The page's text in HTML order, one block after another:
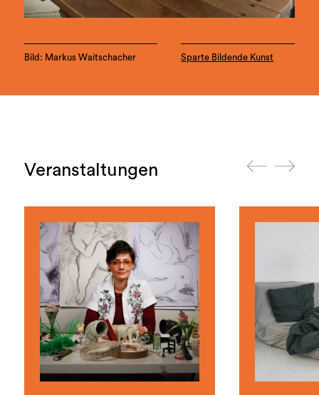
Bild: Markus Waitschacher Sparte Bildende Kunst
Veranstaltungen